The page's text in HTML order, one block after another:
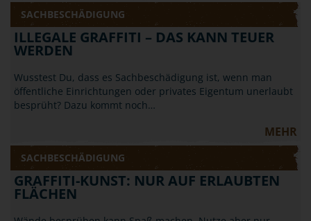
SACHBESCHÄDIGUNG
ILLEGALE GRAFFITI – DAS KANN TEUER
WERDEN
Wusstest Du, dass es Sachbeschädigung ist, wenn man
öffentliche Einrichtungen oder privates Eigentum unerlaubt
besprüht? Dazu kommt noch…
MEHR
SACHBESCHÄDIGUNG
GRAFFITI-KUNST: NUR AUF ERLAUBTEN
FLÄCHEN